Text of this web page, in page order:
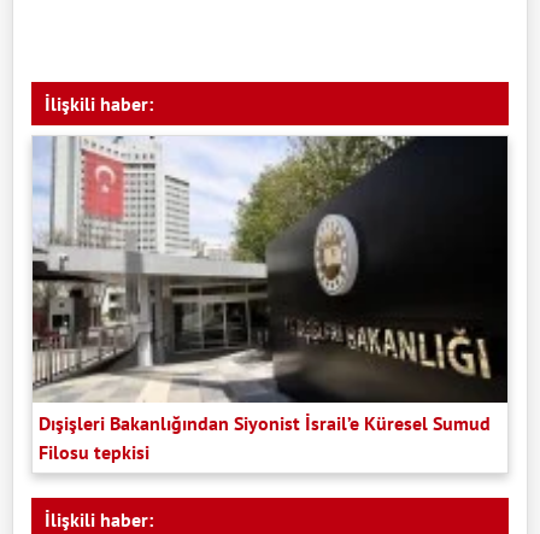
İlişkili haber:
Dışişleri Bakanlığından Siyonist İsrail’e Küresel Sumud
Filosu tepkisi
İlişkili haber: